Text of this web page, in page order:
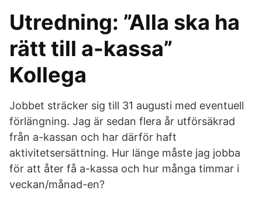
Utredning: ”Alla ska ha
rätt till a-kassa”
Kollega
Jobbet sträcker sig till 31 augusti med eventuell
förlängning. Jag är sedan flera år utförsäkrad
från a-kassan och har därför haft
aktivitetsersättning. Hur länge måste jag jobba
för att åter få a-kassa och hur många timmar i
veckan/månad-en?